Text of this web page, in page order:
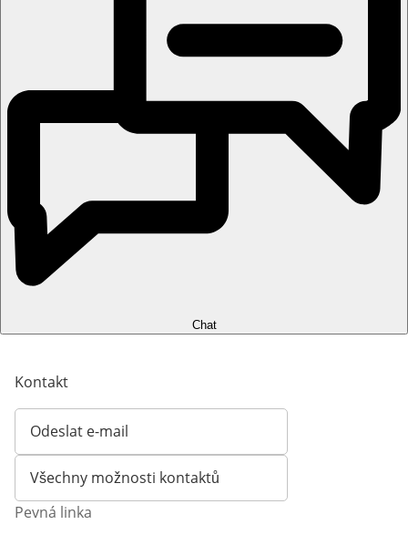
Chat
Kontakt
Odeslat e-mail
Otevírá e-mailového klienta
Všechny možnosti kontaktů
Pevná linka